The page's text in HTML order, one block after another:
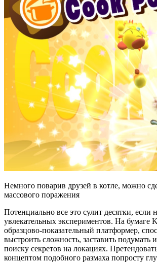
Немного поварив друзей в котле, можно
массового поражения
Потенциально все это сулит десятки, если
увлекательных экспериментов. На бумаге
образцово-показательный платформер,
выстроить сложность, заставить подумать
поиску секретов на локациях.
концептом подобного размаха попросту